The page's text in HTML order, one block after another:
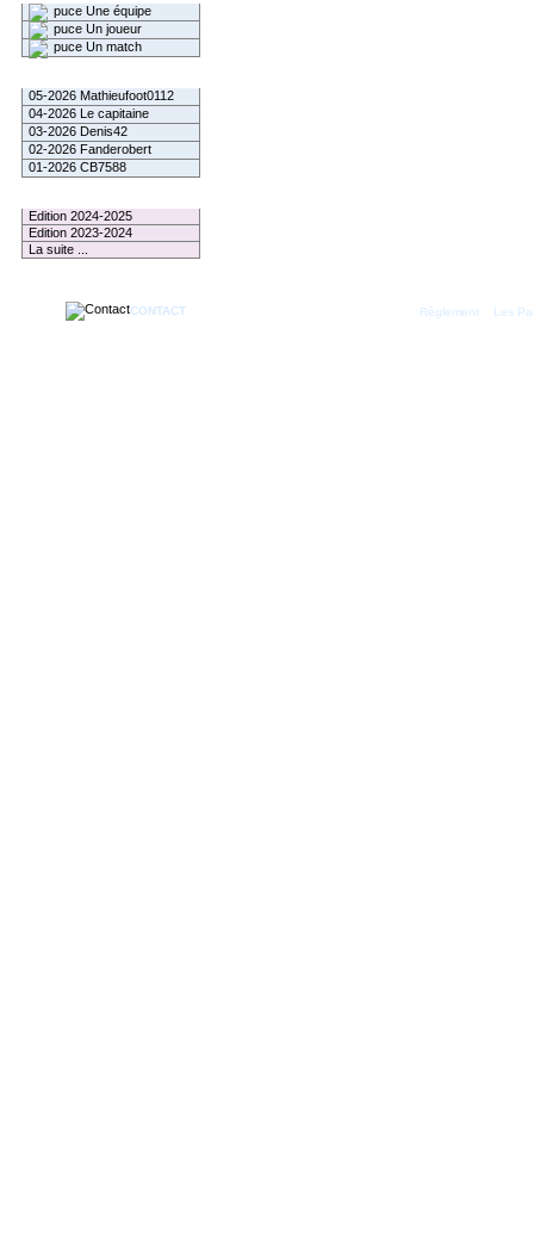
Une équipe
Un joueur
Un match
05-2026 Mathieufoot0112
04-2026 Le capitaine
03-2026 Denis42
02-2026 Fanderobert
01-2026 CB7588
Edition 2024-2025
Edition 2023-2024
La suite ...
CONTACT Règlement Les